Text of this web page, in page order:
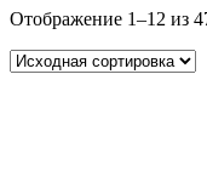
Отображение 1–12 из